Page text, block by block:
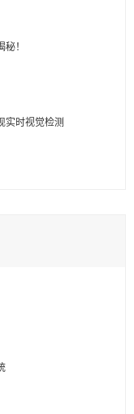
！
实时视觉检测